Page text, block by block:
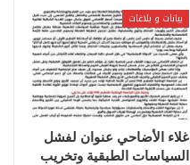
بيانات و بلاغات
غلاء الأضاحي عنوان لفشل
السياسات الطبقية وتخريب